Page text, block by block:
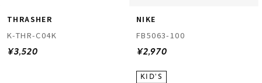
THRASHER
K-THR-C04K
¥3,520
NIKE
FB5063-100
¥2,970